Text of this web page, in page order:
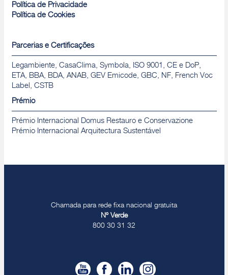
Política de Privacidade
Política de Cookies
Parcerias e Certificações
Legambiente, CasaClima, Symbola, ISO 9001, CE e DoP,
ETA, BBA, BDA, ANAB, GEV Emicode, GBC, NF, French Voc
Label, CSTB
Prémio
Prémio Internacional Domus Restauro e Conservazione
Prémio Internacional Arquitectura Sustentável
Chamada para rede fixa nacional gratuita
Nº Verde
800 30 31 32